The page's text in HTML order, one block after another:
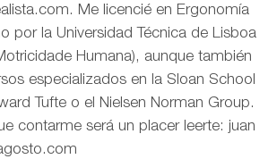
Me licencié en Ergonomía
por la Universidad Técnica de Lisboa
Humana), aunque también
especializados en la Sloan School
Tufte o el Nielsen Norman Group.
contarme será un placer leerte: juan